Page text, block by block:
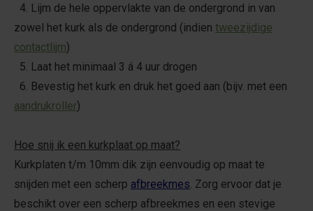
4. Lijm de hele oppervlakte van de ondergrond in van
zowel het kurk als de ondergrond (indien tweezijdige
contactlijm)
5. Laat het minimaal 3 á 4 uur drogen
6. Bevestig het kurk en druk het goed aan (bijv. met een
aandrukroller)
Hoe snij ik een kurkplaat op maat?
Kurkplaten t/m 10mm dik zijn eenvoudig op maat te
snijden met een scherp afbreekmes . Zorg ervoor dat je
beschikt over een scherp afbreekmes en een stevige